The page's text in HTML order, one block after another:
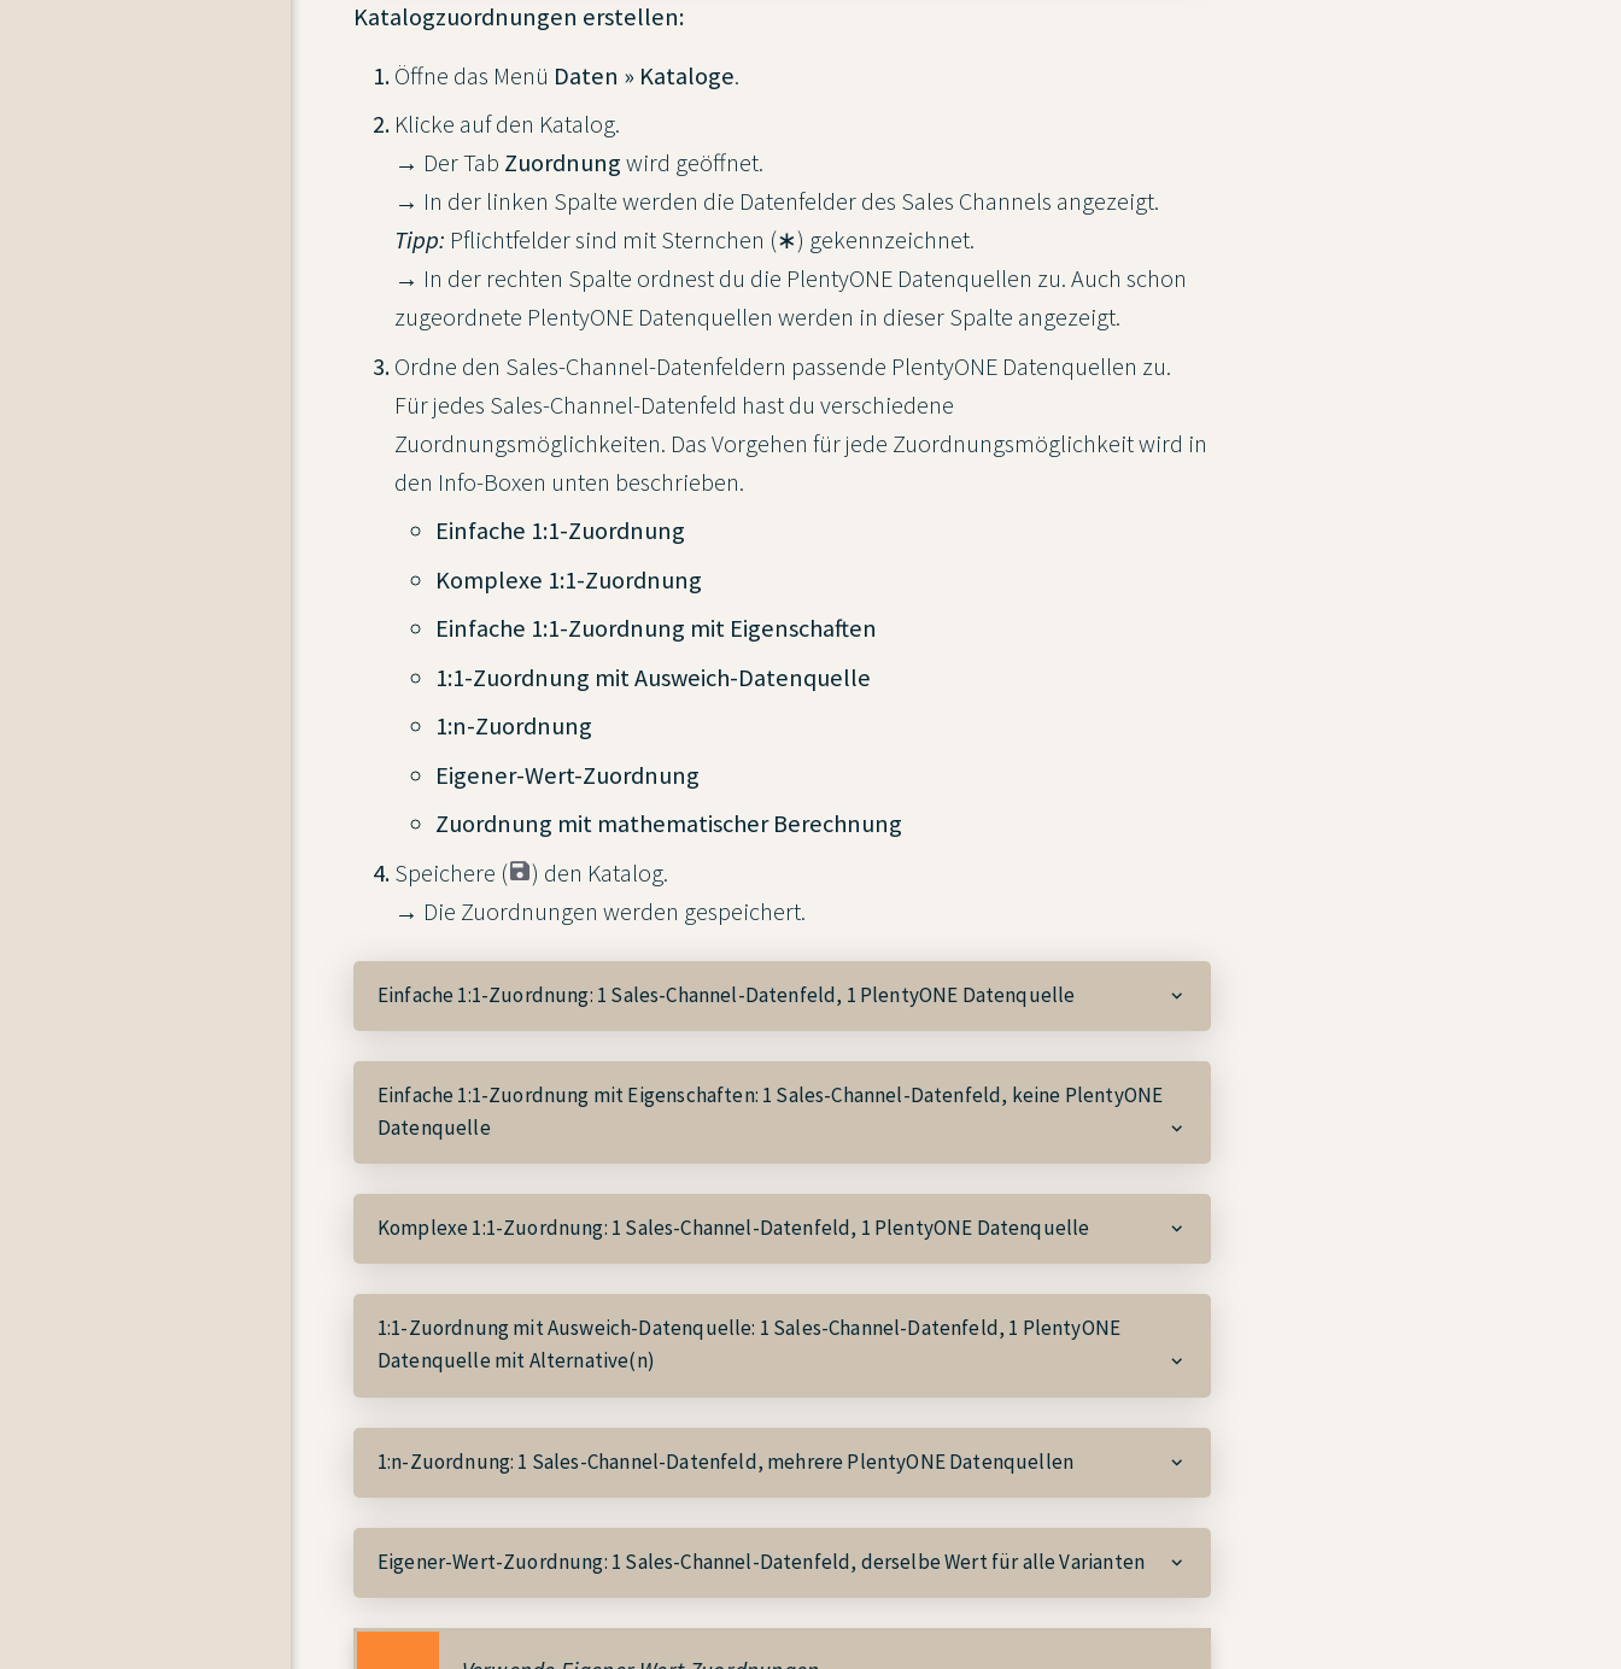
Katalogzuordnungen erstellen:
Öffne das Menü Daten » Kataloge.
Klicke auf den Katalog.
→ Der Tab Zuordnungwird geöffnet.
→ In der linken Spalte werden die Datenfelder des Sales Channels angezeigt.
Tipp: Pflichtfelder sind mit Sternchen (∗) gekennzeichnet.
→ In der rechten Spalte ordnest du die PlentyONE Datenquellen zu. Auch schon
zugeordnete PlentyONE Datenquellen werden in dieser Spalte angezeigt.
Ordne den Sales-Channel-Datenfeldern passende PlentyONE Datenquellen zu.
Für jedes Sales-Channel-Datenfeld hast du verschiedene
Zuordnungsmöglichkeiten. Das Vorgehen für jede Zuordnungsmöglichkeit wird in
den Info-Boxen unten beschrieben.
Einfache 1:1-Zuordnung
Komplexe 1:1-Zuordnung
Einfache 1:1-Zuordnung mit Eigenschaften
1:1-Zuordnung mit Ausweich-Datenquelle
1:n-Zuordnung
Eigener-Wert-Zuordnung
Zuordnung mit mathematischer Berechnung
Speichere (
) den Katalog.
→ Die Zuordnungen werden gespeichert.
Einfache 1:1-Zuordnung: 1 Sales-Channel-Datenfeld, 1 PlentyONE Datenquelle
Einfache 1:1-Zuordnung mit Eigenschaften: 1 Sales-Channel-Datenfeld, keine PlentyONE
Datenquelle
Komplexe 1:1-Zuordnung: 1 Sales-Channel-Datenfeld, 1 PlentyONE Datenquelle
1:1-Zuordnung mit Ausweich-Datenquelle: 1 Sales-Channel-Datenfeld, 1 PlentyONE
Datenquelle mit Alternative(n)
1:n-Zuordnung: 1 Sales-Channel-Datenfeld, mehrere PlentyONE Datenquellen
Eigener-Wert-Zuordnung: 1 Sales-Channel-Datenfeld, derselbe Wert für alle Varianten